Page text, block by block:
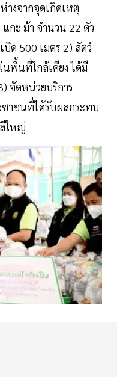
างจากจุดเกิดเหตุ
กะ ม้า จำนวน 22 ตัว
บิด 500 เมตร 2) สัตว์
นพื้นที่ใกล้เคียง ได้มี
จัดหน่วยบริการ
าชนที่ได้รับผลกระทบ
ใหญ่